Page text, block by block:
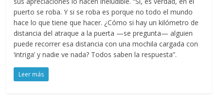
puerto se roba. Y si se roba es porque no todo el mundo
hace lo que tiene que hacer. ¿Cómo si hay un kilómetro de
distancia del atraque a la puerta —se pregunta— alguien
puede recorrer esa distancia con una mochila cargada con
‘intriga’ y nadie ve nada? Todos saben la respuesta”.
Leer más